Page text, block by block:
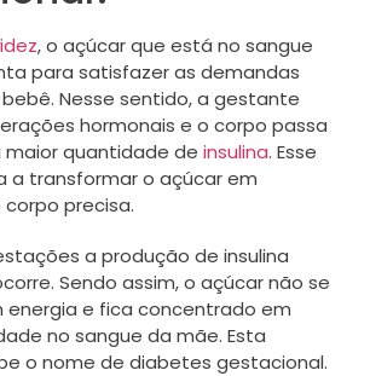
, o açúcar que está no sangue
para satisfazer as demandas
Nesse sentido, a gestante
hormonais e o corpo passa
maior quantidade de insulina. Esse
a transformar o açúcar em
precisa.
a produção de insulina
Sendo assim, o açúcar não se
energia e fica concentrado em
no sangue da mãe. Esta
o nome de diabetes gestacional.